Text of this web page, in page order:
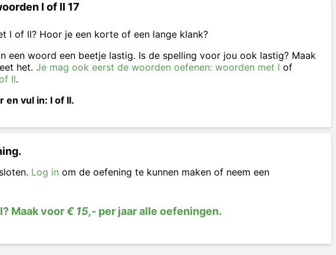
l of ll 17
l of ll? Hoor je een korte of een lange klank?
een woord een beetje lastig. Is de spelling voor jou ook lastig? Maak
het. Je mag ook eerst de woorden oefenen: woorden met l of
ll.
en vul in: l of ll.
Log in om de oefening te kunnen maken of neem een
Maak voor€ 15,- per jaar alle oefeningen.